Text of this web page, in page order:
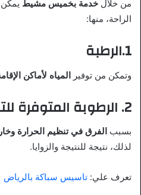
من خلال خدمة بخميس مشيط
الراحة، منها:
1.الرطبة
وتمكن من توفير المياه لأماكن
2. الرطوبة المتوفرة للتكثيف
بسبب الفرق في تنظيم الحرارة
لذلك، نتيجة للنتيجة والزوايا.
تعرف علي: تاسيس سباكة بالرياض